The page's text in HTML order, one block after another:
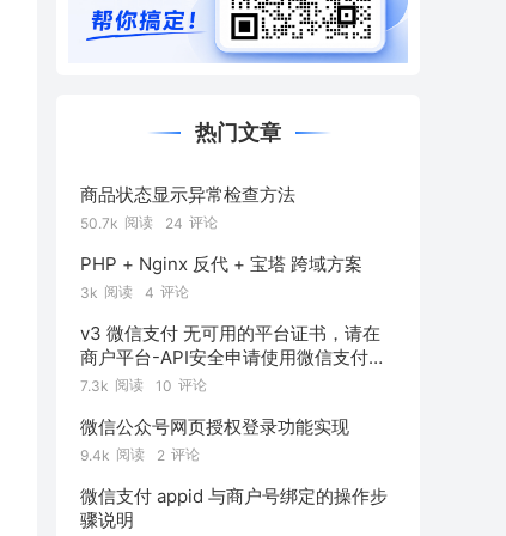
热门文章
商品状态显示异常检查方法
50.7k 阅读 24 评论
PHP + Nginx 反代 + 宝塔 跨域方案
3k 阅读 4 评论
v3 微信支付 无可用的平台证书，请在
商户平台-API安全申请使用微信支付公
钥
7.3k 阅读 10 评论
微信公众号网页授权登录功能实现
9.4k 阅读 2 评论
微信支付 appid 与商户号绑定的操作步
骤说明